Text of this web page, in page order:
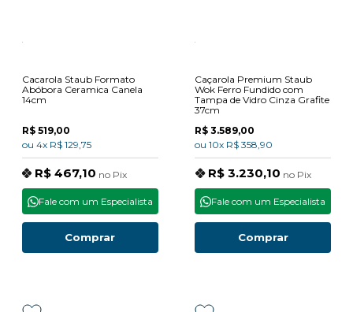
Cacarola Staub Formato
Abóbora Ceramica Canela
14cm
R$ 519,00
ou 4x R$ 129,75
R$ 467,10 no Pix
Comprar
Fale com um Especialista
Caçarola Premium Staub
Wok Ferro Fundido com
Tampa de Vidro Cinza Grafite
37cm
R$ 3.589,00
ou 10x R$ 358,90
R$ 3.230,10 no Pix
Comprar
Fale com um Especialista